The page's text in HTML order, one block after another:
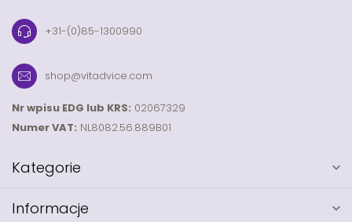
+31-(0)85-1300990
shop@vitadvice.com
Nr wpisu EDG lub KRS: 02067329
Numer VAT: NL8082.56.889B01
Kategorie
Informacje